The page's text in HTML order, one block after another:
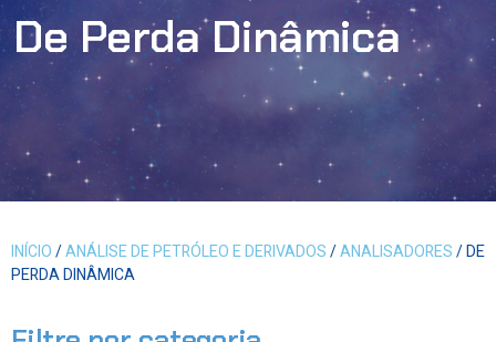
De Perda Dinâmica
INÍCIO/ANÁLISE DE PETRÓLEO E DERIVADOS/ANALISADORES/ DE
PERDA DINÂMICA